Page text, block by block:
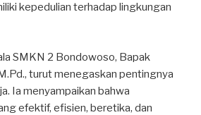
kepedulian terhadap lingkungan
SMKN 2 Bondowoso, Bapak
turut menegaskan pentingnya
Ia menyampaikan bahwa
efektif, efisien, beretika, dan